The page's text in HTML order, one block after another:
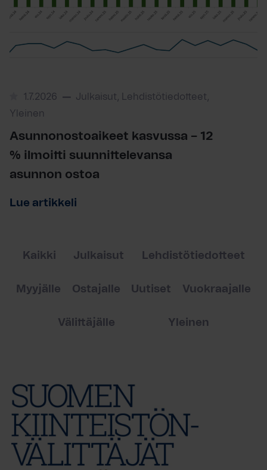
1.7.2026
Julkaisut, Lehdistötiedotteet,
Yleinen
Asunnonostoaikeet kasvussa – 12
% ilmoitti suunnittelevansa
asunnon ostoa
Lue artikkeli
Kaikki Julkaisut Lehdistötiedotteet
Myyjälle Ostajalle Uutiset Vuokraajalle
Välittäjälle Yleinen